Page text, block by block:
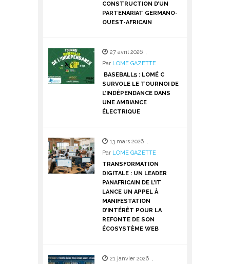
CONSTRUCTION D’UN
PARTENARIAT GERMANO-
OUEST-AFRICAIN
27 avril 2026 ,
Par LOME GAZETTE
BASEBALL5 : LOMÉ C
SURVOLE LE TOURNOI DE
L’INDÉPENDANCE DANS
UNE AMBIANCE
ÉLECTRIQUE
13 mars 2026 ,
Par LOME GAZETTE
TRANSFORMATION
DIGITALE : UN LEADER
PANAFRICAIN DE L’IT
LANCE UN APPEL À
MANIFESTATION
D’INTÉRÊT POUR LA
REFONTE DE SON
ÉCOSYSTÈME WEB
21 janvier 2026 ,